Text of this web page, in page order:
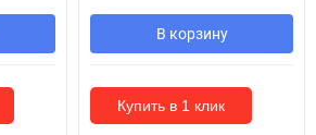
В корзину
Купить в 1 клик